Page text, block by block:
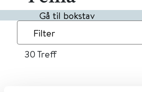
Gå til bokstav
Filter
30 Treff